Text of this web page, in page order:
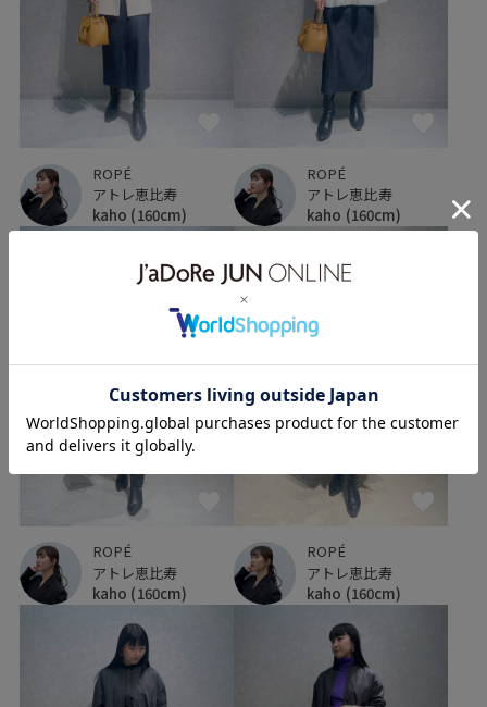
ROPÉ
アトレ恵比寿
kaho (160cm)
ROPÉ
アトレ恵比寿
kaho (160cm)
ROPÉ
アトレ恵比寿
kaho (160cm)
ROPÉ
アトレ恵比寿
kaho (160cm)